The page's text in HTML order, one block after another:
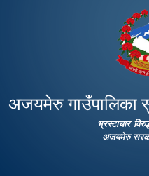
main
content
अजयमेरु गाउँपालिका
भ्रस्टाचार
अजयमेरु